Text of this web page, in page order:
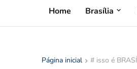
Home Brasília
Página inicial # isso é